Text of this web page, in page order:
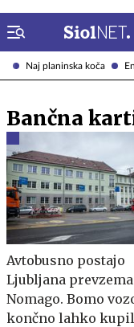
Naj planinska koča
Bančna
Avtobusno postajo
Ljubljana prevzema
Nomago. Bomo
končno lahko